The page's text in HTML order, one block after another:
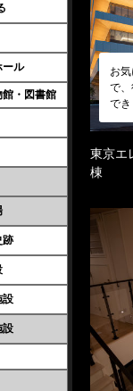
ール
・図書館
跡
設
設
お
で
で
東京エ
棟